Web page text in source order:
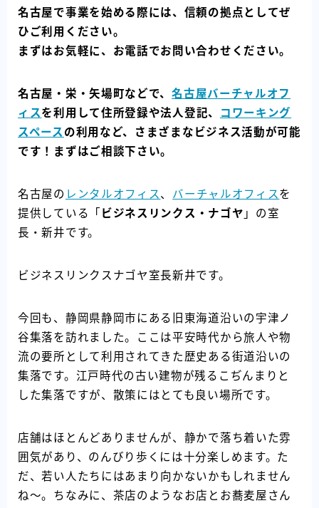
会社案内
名古屋で事業を始める際には、信頼の拠点としてぜ
ひご利用ください。
まずはお気軽に、お電話でお問い合わせください。
名古屋・栄・矢場町などで、名古屋バーチャルオフ
ィスを利用して住所登録や法人登記、
コワーキング
スペース の利用など、さまざまなビジネス活動が可能
です！まずはご相談下さい。
名古屋の レンタルオフィス 、 バーチャルオフィス を
提供している「 ビジネスリンクス・ナゴヤ 」の室
長・新井です。
ビジネスリンクスナゴヤ室長新井です。
今回も、静岡県静岡市にある旧東海道沿いの宇津ノ
谷集落を訪れました。ここは平安時代から旅人や物
流の要所として利用されてきた歴史ある街道沿いの
集落です。江戸時代の古い建物が残るこぢんまりと
した集落ですが、散策にはとても良い場所です。
店舗はほとんどありませんが、静かで落ち着いた雰
囲気があり、のんびり歩くには十分楽しめます。た
だ、若い人たちにはあまり向かないかもしれません
ね～。ちなみに、茶店のようなお店とお蕎麦屋さん